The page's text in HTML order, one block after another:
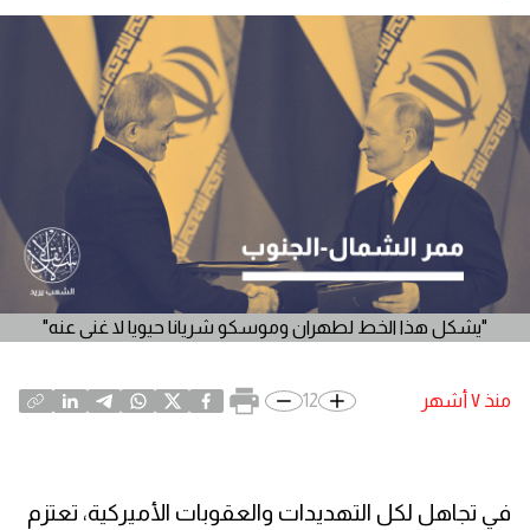
"يشكل هذا الخط لطهران وموسكو شريانا حيويا لا غنى عنه"
منذ ٧ أشهر 12
في تجاهل لكل التهديدات والعقوبات الأميركية، تعتزم